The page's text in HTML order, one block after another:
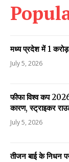
मध्य प्रदेश में 1 करोड़
July 5, 2026
फीफा विश्व कप
कारण, स्ट्राइकर
July 5, 2026
तीजन बाई के निधन